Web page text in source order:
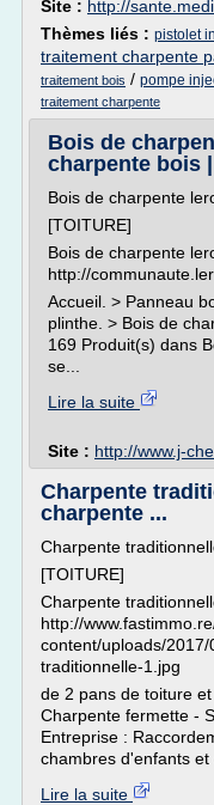
Site : http://
Thèmes liés : pistolet
traitement charpente
traitement bois / pompe
traitement charpente
Bois de
charpente bois
Bois de charpente
[TOITURE]
Bois de charpente
http://
Accueil. > Panneau
plinthe. > Bois de
169 Produit(s) dans
se...
Lire la suite
Site : http://www.j-
Charpente
charpente ...
Charpente
[TOITURE]
Charpente
http://
content/uploads/
traditionnelle-1.jpg
de 2 pans de toiture
Charpente fermette -
Entreprise :
chambres d'enfants et
Lire la suite